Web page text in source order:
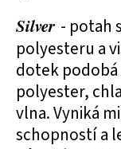
Silver - potah
polyesteru a
dotek
polyester,
vlna. Vyniká
schopností a